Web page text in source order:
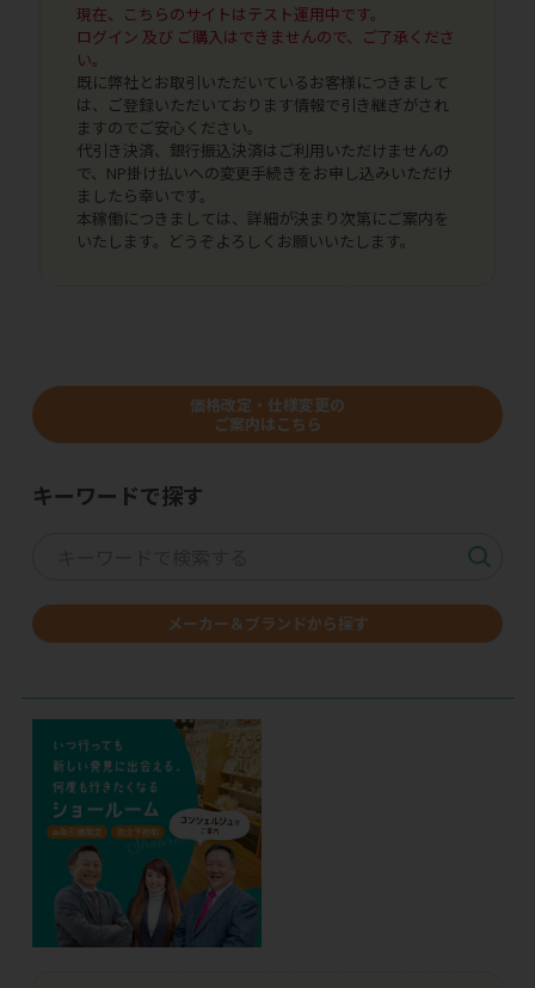
現在、こちらのサイトはテスト運用中です。
ログイン 及び ご購入はできませんので、ご了承くださ
い。
既に弊社とお取引いただいているお客様につきまして
は、ご登録いただいております情報で引き継ぎがされ
ますのでご安心ください。
代引き決済、銀行振込決済はご利用いただけませんの
で、NP掛け払いへの変更手続きをお申し込みいただけ
ましたら幸いです。
本稼働につきましては、詳細が決まり次第にご案内を
いたします。どうぞよろしくお願いいたします。
価格改定・仕様変更の
ご案内はこちら
キーワードで探す
メーカー＆ブランドから探す